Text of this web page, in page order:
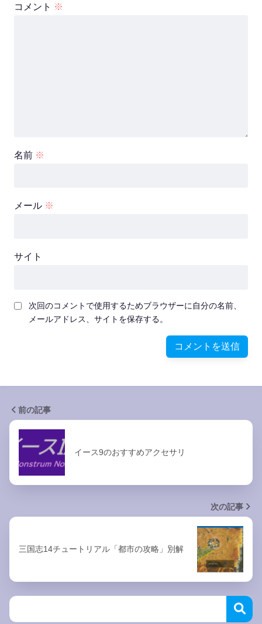
コメント ※
名前 ※
メール ※
サイト
次回のコメントで使用するためブラウザーに自分の名前、
メールアドレス、サイトを保存する。
前の記事
イース9のおすすめアクセサリ
次の記事
三国志14チュートリアル「都市の攻略」別解